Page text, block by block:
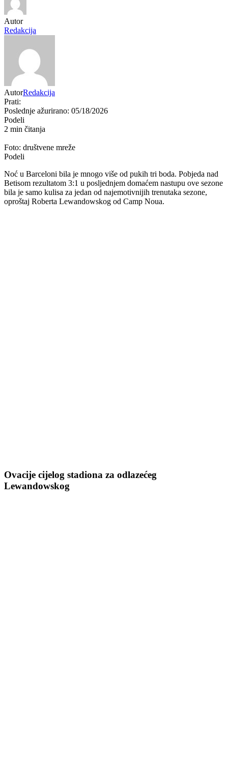
Autor
Redakcija
AutorRedakcija
Prati:
Poslednje ažurirano: 05/18/2026
Podeli
2 min čitanja
Foto: društvene mreže
Podeli
Noć u Barceloni bila je mnogo više od pukih tri boda. Pobjeda nad
Betisom rezultatom 3:1 u posljednjem domaćem nastupu ove sezone
bila je samo kulisa za jedan od najemotivnijih trenutaka sezone,
oproštaj Roberta Lewandowskog od Camp Noua.
Ovacije cijelog stadiona za odlazećeg
Lewandowskog